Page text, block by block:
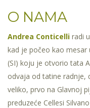
O NAMA
Andrea Conticelli radi
kad je počeo kao mesar
(SI) koju je otvorio tata
odvaja od tatine radnje,
veliko, prvo na Glavnoj
preduzeće Cellesi